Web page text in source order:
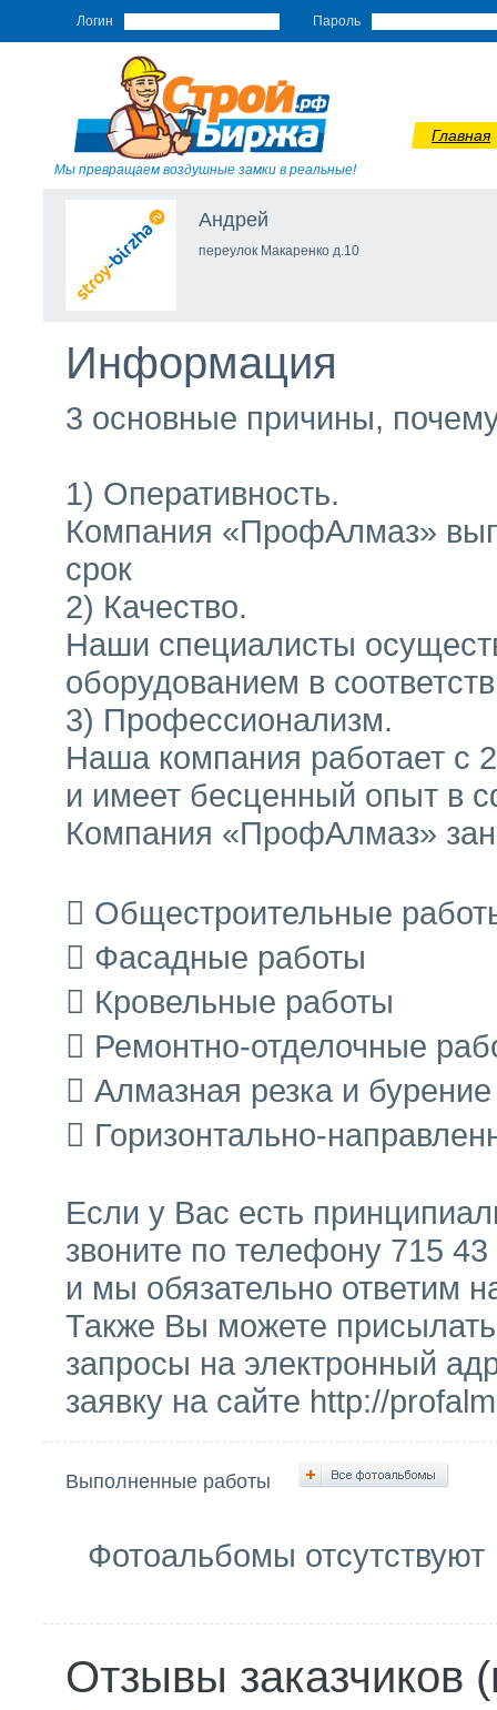
Логин Пароль
Мы превращаем воздушные замки в реальные!
Главная
Андрей
переулок Макаренко д.10
Информация
3 основные причины,
1) Оперативность.
Компания «ПрофАлмаз»
срок
2) Качество.
Наши специалисты
оборудованием в
3) Профессионализм.
Наша компания работает с
и имеет бесценный опыт в
Компания «ПрофАлмаз»
 Общестроительные
 Фасадные работы
 Кровельные работы
 Ремонтно-отделочные
 Алмазная резка и бурение
 Горизонтально-
Если у Вас есть
звоните по телефону 715 43
и мы обязательно ответим
Также Вы можете присылать
запросы на электронный
заявку на сайте http://
Выполненные работы
Фотоальбомы отсутствуют
Отзывы заказчиков